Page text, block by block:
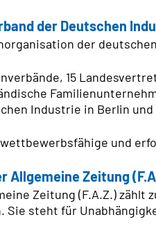
der Deutschen
der
15
Industrie in Berlin und
und
Allgemeine Zeitung
Zeitung (F.A.Z.)
steht für